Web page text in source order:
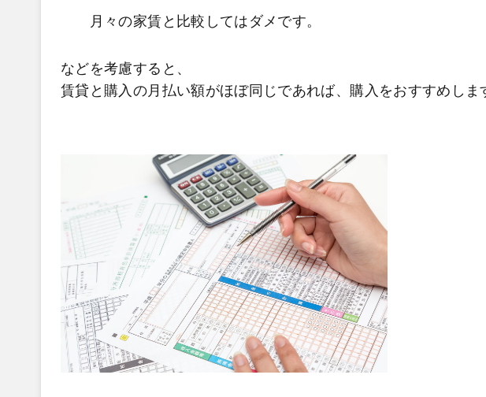
月々の家賃と比較してはダメです。
などを考慮すると、
賃貸と購入の月払い額がほぼ同じであれば、購入をおすすめしま